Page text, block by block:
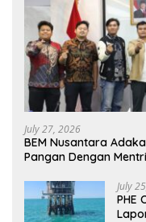
July 27, 2026
BEM Nusantara
Pangan Dengan
July
PHE